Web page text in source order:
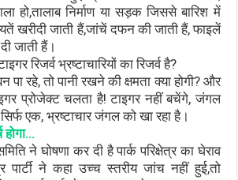
हो,तालाब निर्माण या सड़क जिससे बारिश में
खरीदी जाती हैं,जांचें दफन की जाती हैं, फाइलें
जाती हैं।
रिजर्व भ्रष्टाचारियों का रिजर्व है?
रहे, तो पानी रखने की क्षमता क्या होगी? और
प्रोजेक्ट चलता है! टाइगर नहीं बचेंगे, जंगल
एक, भ्रष्टाचार जंगल को खा रहा है।
होगा…
ने घोषणा कर दी है पार्क परिक्षेत्र का घेराव
पार्टी ने कहा उच्च स्तरीय जांच नहीं हुई,तो